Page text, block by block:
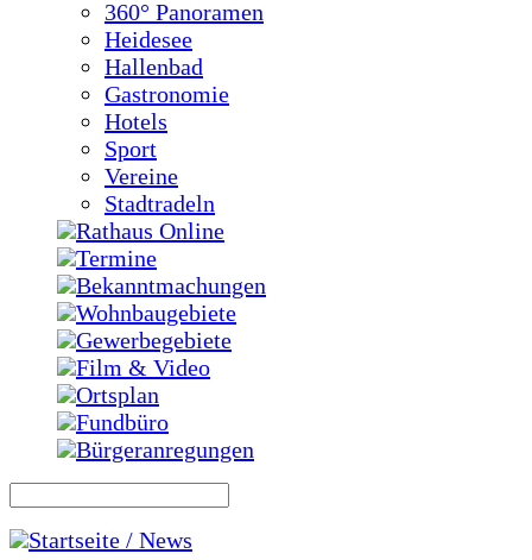
360° Panoramen
Heidesee
Hallenbad
Gastronomie
Hotels
Sport
Vereine
Stadtradeln
Rathaus Online
Termine
Bekanntmachungen
Wohnbaugebiete
Gewerbegebiete
Film & Video
Ortsplan
Fundbüro
Bürgeranregungen
Startseite / News